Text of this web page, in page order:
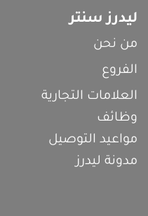
ليدرز سنتر
من نحن
الفروع
العلامات التجارية
وظائف
مواعيد التوصيل
مدونة ليدرز